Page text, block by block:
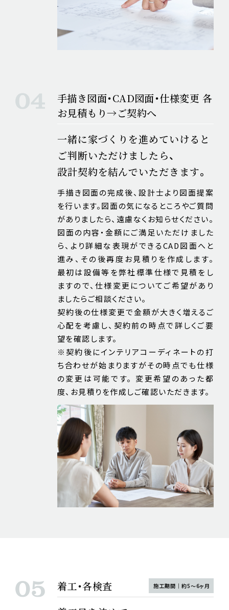
手描き図面・CAD図面・仕様変更 各
お見積もり→ご契約へ
一緒に家づくりを進めていけると
ご判断いただけましたら、
設計契約を結んでいただきます。
手描き図面の完成後、設計士より図面提案
を行います。図面の気になるところやご質問
がありましたら、遠慮なくお知らせください。
図面の内容・金額にご満足いただけました
ら、より詳細な表現ができるCAD図面へと
進み、その後再度お見積りを作成します。
最初は設備等を弊社標準仕様で見積をし
ますので、仕様変更についてご希望があり
ましたらご相談ください。
契約後の仕様変更で金額が大きく増えるご
心配を考慮し、契約前の時点で詳しくご要
望を確認します。
※契約後にインテリアコーディネートの打
ち合わせが始まりますがその時点でも仕様
の変更は可能です。 変更希望のあった都
度、お見積りを作成しご確認いただきます。
着工・各検査 施工期間｜約5〜6ヶ月